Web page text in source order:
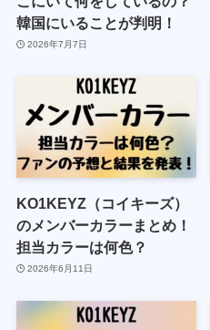
韓国にいることが判明！
2026年7月7日
KO1KEYZ（コイキーズ）
のメンバーカラーまとめ！
担当カラーは何色？
2026年6月11日